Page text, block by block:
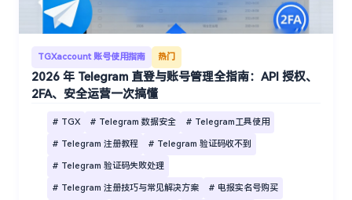
TGXaccount 账号使用指南 热门
2026 年 Telegram 直登与账号管理全指南：API 授权、
2FA、安全运营一次搞懂
# TGX # Telegram 数据安全 # Telegram工具使用
# Telegram 注册教程 # Telegram 验证码收不到
# Telegram 验证码失败处理
# Telegram 注册技巧与常见解决方案 # 电报实名号购买